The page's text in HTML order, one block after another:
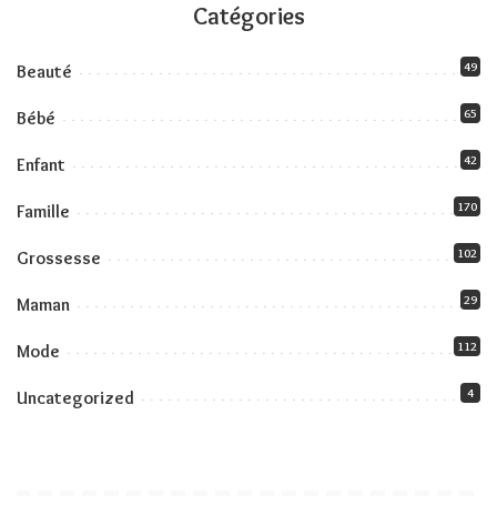
Catégories
Beauté 49
Bébé 65
Enfant 42
Famille 170
Grossesse 102
Maman 29
Mode 112
Uncategorized 4